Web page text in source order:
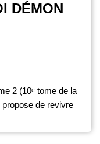
DÉMON
2 (10ᵉ tome de la
propose de revivre